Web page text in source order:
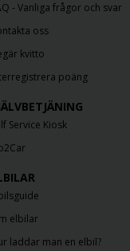
closed
,United States
- Vanliga frågor och svar
oss
kvitto
poäng
Service Kiosk
elbilar
laddar man en elbil?